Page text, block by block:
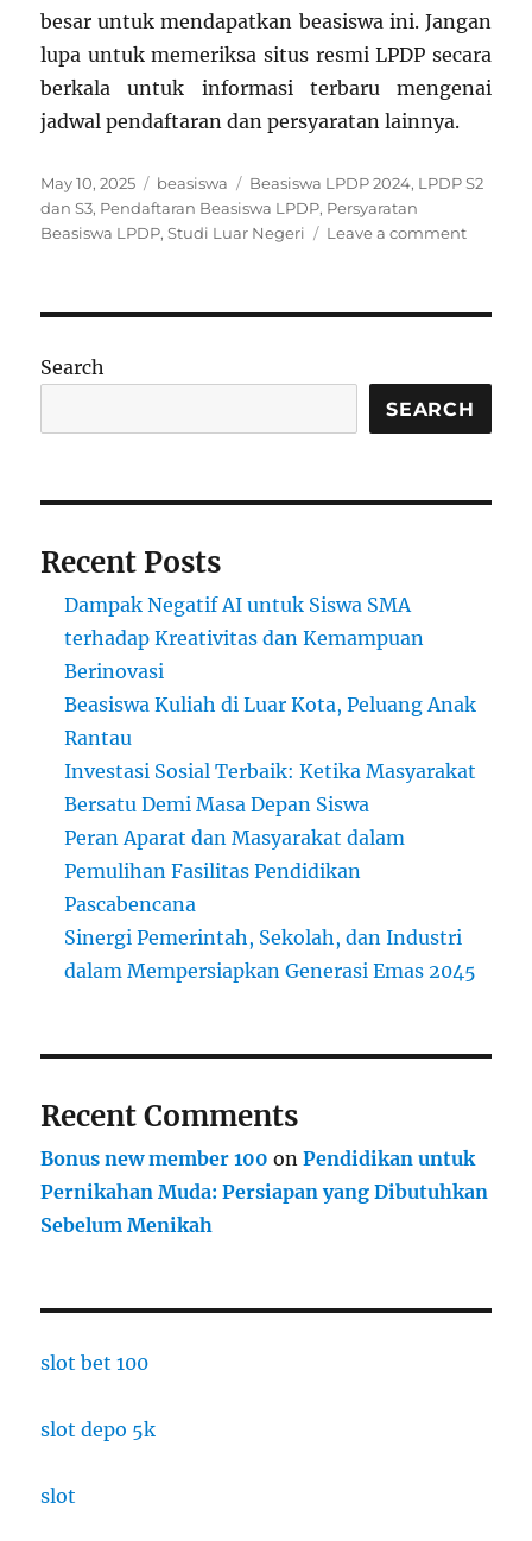
besar untuk mendapatkan beasiswa ini. Jangan
lupa untuk memeriksa situs resmi LPDP secara
berkala untuk informasi terbaru mengenai
jadwal pendaftaran dan persyaratan lainnya.
Posted
on
May 10, 2025 Categories
beasiswa Tags
Beasiswa LPDP 2024, LPDP S2
dan S3, Pendaftaran Beasiswa LPDP, Persyaratan
Beasiswa LPDP,Studi Luar Negeri Leave a commenton
Negeri:
Peluang
dan
Search
SEARCH
Recent Posts
Dampak Negatif AI untuk Siswa SMA
terhadap Kreativitas dan Kemampuan
Berinovasi
Beasiswa Kuliah di Luar Kota, Peluang Anak
Rantau
Investasi Sosial Terbaik: Ketika Masyarakat
Bersatu Demi Masa Depan Siswa
Peran Aparat dan Masyarakat dalam
Pemulihan Fasilitas Pendidikan
Pascabencana
Sinergi Pemerintah, Sekolah, dan Industri
dalam Mempersiapkan Generasi Emas 2045
Recent Comments
Bonus new member 100 onPendidikan untuk
Pernikahan Muda: Persiapan yang Dibutuhkan
Sebelum Menikah
slot bet 100
slot depo 5k
slot